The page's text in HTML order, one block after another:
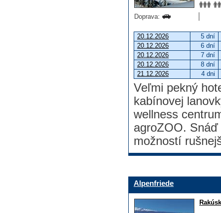
Doprava:
20.12.2026
5 dní
20.12.2026
6 dní
20.12.2026
7 dní
20.12.2026
8 dní
21.12.2026
4 dni
Veľmi pekný
kabínovej
wellness
agroZOO.
možností
Alpenfriede